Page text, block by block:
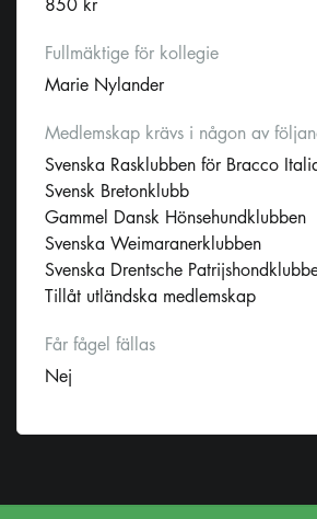
850 kr
Fullmäktige för kollegie
Marie Nylander
Medlemskap krävs i någon av
Svenska Rasklubben för Bracco
Svensk Bretonklubb
Gammel Dansk Hönsehundklubben
Svenska Weimaranerklubben
Svenska Drentsche
Tillåt utländska medlemskap
Får fågel fällas
Nej